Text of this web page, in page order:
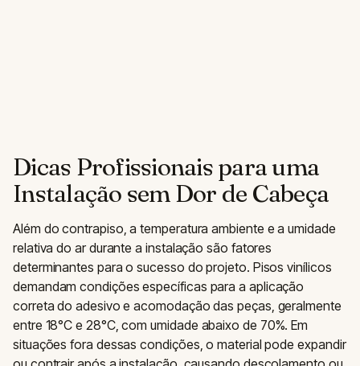
Dicas Profissionais para uma
Instalação sem Dor de Cabeça
Além do contrapiso, a temperatura ambiente e a umidade
relativa do ar durante a instalação são fatores
determinantes para o sucesso do projeto. Pisos vinílicos
demandam condições específicas para a aplicação
correta do adesivo e acomodação das peças, geralmente
entre 18°C e 28°C, com umidade abaixo de 70%. Em
situações fora dessas condições, o material pode expandir